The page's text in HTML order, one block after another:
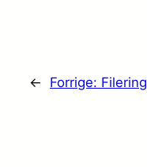
← Forrige: Filering